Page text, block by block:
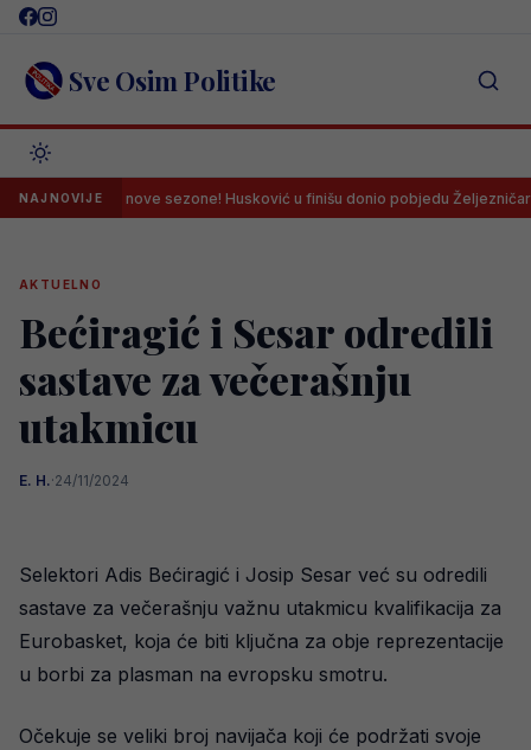
Skip
content Sve Osim Politike
NAJNOVIJEnove sezone! Husković u finišu donio pobjedu Željezničaru na
AKTUELNO
Bećiragić i Sesar odredili
sastave za večerašnju
utakmicu
E. H.·24/11/2024
Selektori Adis Bećiragić i Josip Sesar već su odredili
sastave za večerašnju važnu utakmicu kvalifikacija za
Eurobasket, koja će biti ključna za obje reprezentacije
u borbi za plasman na evropsku smotru.
Očekuje se veliki broj navijača koji će podržati svoje